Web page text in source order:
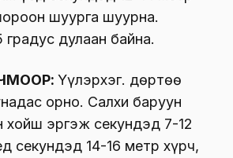
шуурга шуурна.
дулаан байна.
Үүлэрхэг. Өдөртөө
орно. Салхи баруун
хойш эргэж секундэд 7-12
секундэд 14-16 метр хүрч,